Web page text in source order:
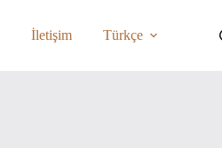
İletişim Türkçe